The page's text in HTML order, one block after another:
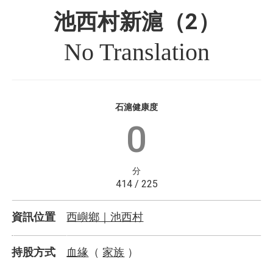
池西村新滬（2）
No Translation
石滬健康度
0
分
414 / 225
資訊位置 西嶼鄉｜池西村
持股方式 血緣 （ 家族 ）